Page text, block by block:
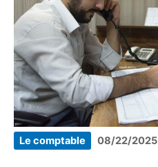
Le comptable 08/22/2025